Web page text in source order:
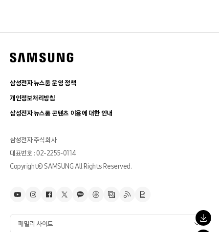
삼성전자 뉴스룸 운영 정책
개인정보처리방침
삼성전자 뉴스룸 콘텐츠 이용에 대한 안내
삼성전자 주식회사
대표번호 : 02-2255-0114
Copyright© SAMSUNG All Rights Reserved.
패밀리 사이트